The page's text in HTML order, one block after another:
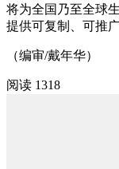
将为全国乃至全球
提供可复制、可推
（编审/戴年华）
阅读 1318